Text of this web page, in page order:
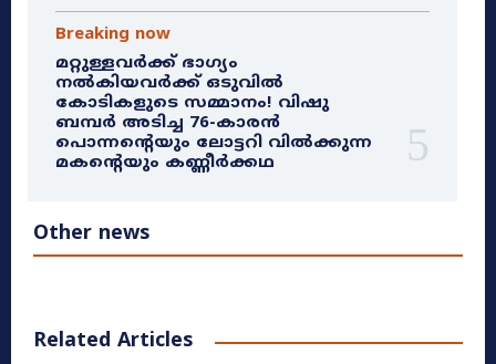
Breaking now
മറ്റുള്ളവർക്ക് ഭാഗ്യം
നൽകിയവർക്ക് ഒടുവിൽ
കോടികളുടെ സമ്മാനം! വിഷു
ബമ്പർ അടിച്ച 76-കാരൻ
പൊന്നന്റെയും ലോട്ടറി വിൽക്കുന്ന
മകന്റെയും കണ്ണീർക്കഥ
Other news
Related Articles